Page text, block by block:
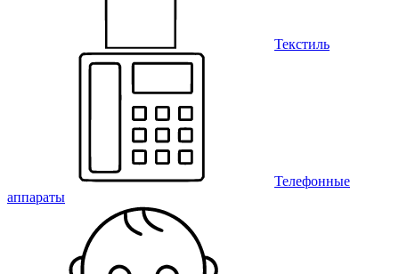
Текстиль
Телефонные
аппараты